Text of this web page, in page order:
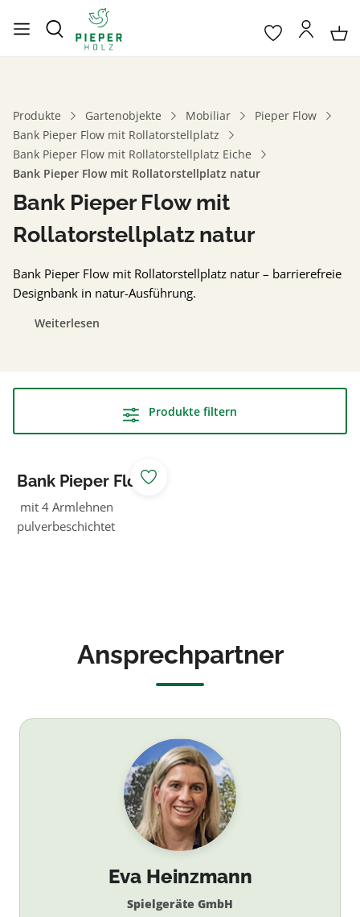
Produkte Gartenobjekte Mobiliar
Pieper Flow
Bank Pieper Flow mit Rollatorstellplatz
Bank Pieper Flow mit Rollatorstellplatz Eiche
Bank Pieper Flow mit Rollatorstellplatz natur
Bank Pieper Flow mit
Rollatorstellplatz natur
Bank Pieper Flow mit Rollatorstellplatz natur – barrierefreie
Designbank in natur-Ausführung.
Weiterlesen
Produkte filtern
Bank Pieper Flow
mit
Rollatorstellplatz
mit 4 Armlehnen
pulverbeschichtet
Ansprechpartner
Eva Heinzmann
Spielgeräte GmbH